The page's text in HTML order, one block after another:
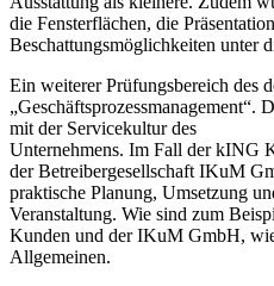
die Fensterflächen, die
Beschattungsmöglichkeiten unter
Ein weiterer Prüfungsbereich des
„Geschäftsprozessmanagement“.
mit der Servicekultur des
Unternehmens. Im Fall der kING
der Betreibergesellschaft IKuM
praktische Planung, Umsetzung
Veranstaltung. Wie sind zum
Kunden und der IKuM GmbH,
Allgemeinen.